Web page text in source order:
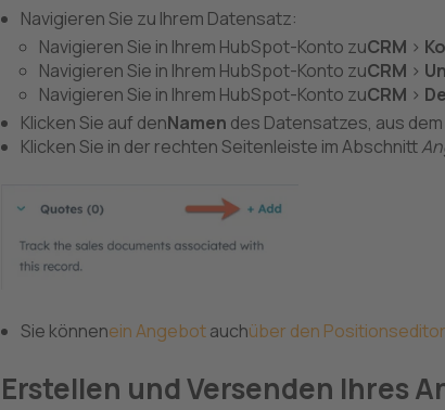
Navigieren Sie zu Ihrem Datensatz:
Navigieren Sie in Ihrem HubSpot-Konto zuCRM >
Navigieren Sie in Ihrem HubSpot-Konto zuCRM >
Navigieren Sie in Ihrem HubSpot-Konto zuCRM >
Klicken Sie auf denNamen des Datensatzes, aus
Klicken Sie in der rechten Seitenleiste imAbschnitt
Sie könnenein Angebotauchüber den
Erstellen und Versenden Ihres